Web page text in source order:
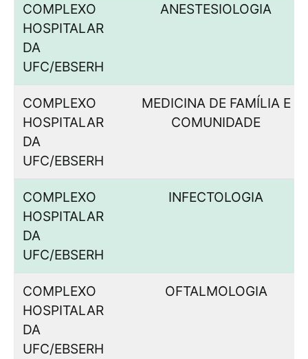
COMPLEXO
HOSPITALAR
DA
UFC/EBSERH
ANESTESIOLOGIA
COMPLEXO
HOSPITALAR
DA
UFC/EBSERH
MEDICINA DE FAMÍLIA E
COMUNIDADE
COMPLEXO
HOSPITALAR
DA
UFC/EBSERH
INFECTOLOGIA
COMPLEXO
HOSPITALAR
DA
UFC/EBSERH
OFTALMOLOGIA